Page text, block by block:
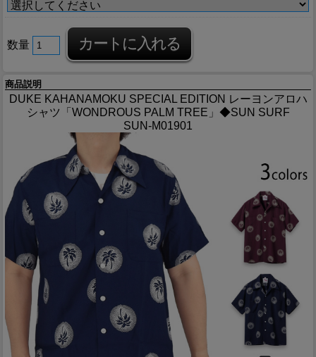
数量
商品説明
DUKE KAHANAMOKU SPECIAL EDITION レーヨンアロハ
シャツ「WONDROUS PALM TREE」◆SUN SURF
SUN-M01901